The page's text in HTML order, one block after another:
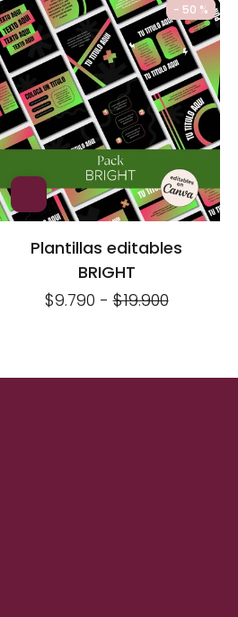
- 50 %
Plantillas editables
BRIGHT
$9.790 - $19.900